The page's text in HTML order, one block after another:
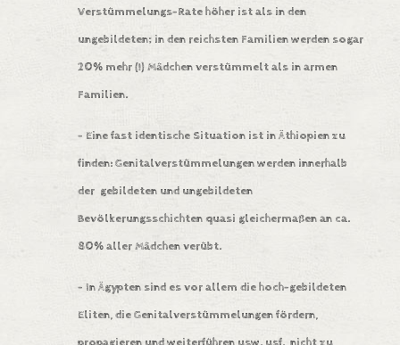
Verstümmelungs-Rate höher ist als in den
ungebildeten; in den reichsten Familien werden sogar
20% mehr (!) Mädchen verstümmelt als in armen
Familien.
– Eine fast identische Situation ist in Äthiopienzu
finden: Genitalverstümmelungen werden innerhalb
der gebildeten und ungebildeten
Bevölkerungsschichten quasi gleichermaßen an ca.
80% aller Mädchen verübt.
– In Ägyptensind es vor allem die hoch-gebildeten
Eliten, die Genitalverstümmelungen fördern,